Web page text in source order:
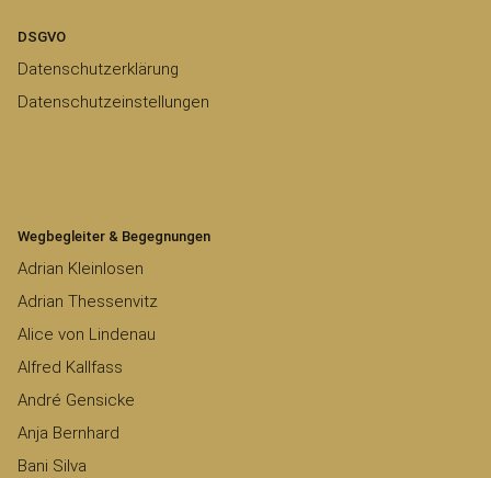
DSGVO
Datenschutzerklärung
Datenschutzeinstellungen
Wegbegleiter & Begegnungen
Adrian Kleinlosen
Adrian Thessenvitz
Alice von Lindenau
Alfred Kallfass
André Gensicke
Anja Bernhard
Bani Silva